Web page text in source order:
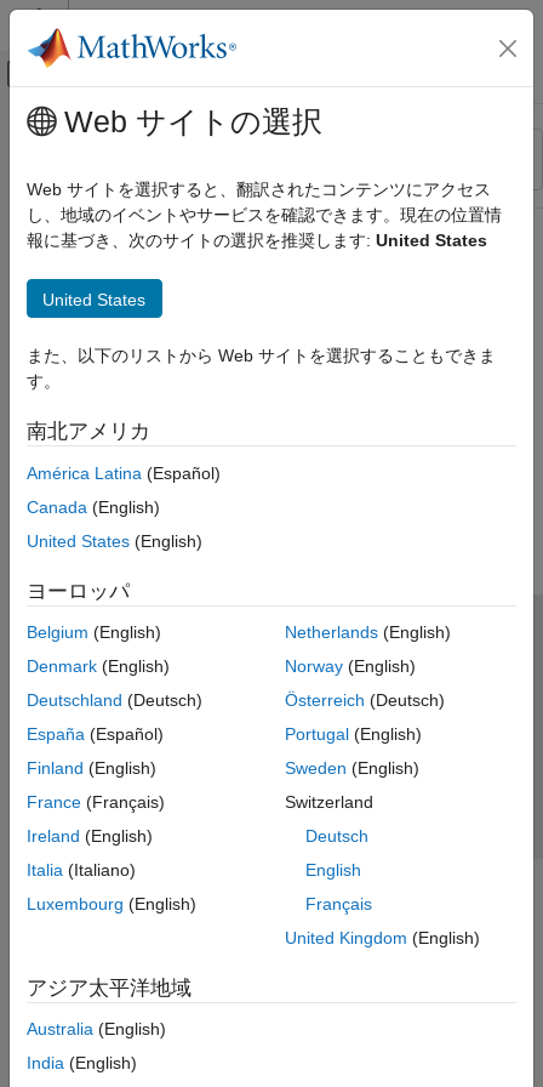
コンテンツへスキップ
オフキャンバス ナビゲーション メ
リソース
ステータス
メインコンテンツ
Web サイトの選択
Web サイトを選択すると、翻訳されたコンテンツにアクセス
し、地域のイベントやサービスを確認できます。現在の位置情
報に基づき、次のサイトの選択を推奨します: United States
United States
また、以下のリストから Web サイトを選択することもできま
す。
南北アメリカ
América Latina (Español)
Canada (English)
United States (English)
ヨーロッパ
Belgium (English)
Denmark (English)
Deutschland (Deutsch)
España (Español)
Finland (English)
France (Français)
Ireland (English)
Italia (Italiano)
Luxembourg (English)
Netherlands(English)
Norway(English)
Österreich (Deutsch)
Portugal(English)
Sweden (English)
Switzerland
Deutsch
English
Français
United Kingdom (English)
アジア太平洋地域
Australia (English)
India (English)
トラストセンター
プライバシー ポリシー
違法コピー防止
アプリケーション ステータス
© 1994-2026 The MathWorks, Inc.